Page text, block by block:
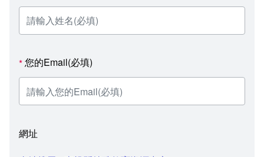
*您的Email(必填)
網址